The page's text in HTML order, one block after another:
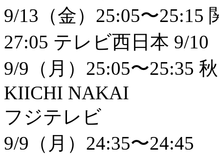
9/13（金）25:05〜25:15
27:05 テレビ西日本 9/10
9/9（月）25:05〜25:35
KIICHI NAKAI
フジテレビ
9/9（月）24:35〜24:45